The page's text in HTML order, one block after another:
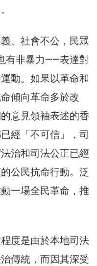
、社會不公，民眾
有非暴力——表達對
動。如果以革命和
傾向革命多於改
意見領袖表述的香
經「不可信」，司
治和司法公正已經
公民抗命行動。泛
一場全民革命，推
度是由於本地司法
傳統，而因其深受